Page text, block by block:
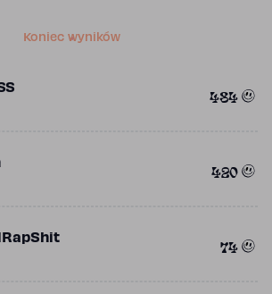
Koniec wyników
484
420
74